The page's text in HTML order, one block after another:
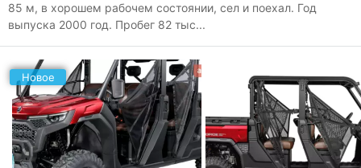
85 м, в хорошем рабочем состоянии, сел и поехал. Год
выпуска 2000 год. Пробег 82 тыс...
Новое